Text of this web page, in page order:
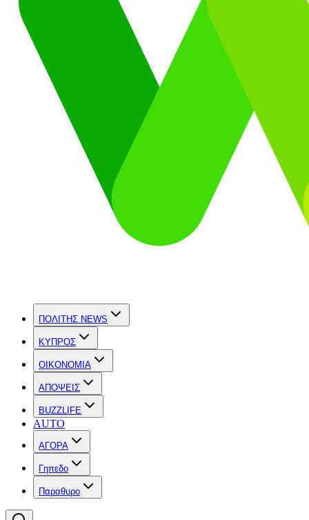
ΠΟΛΙΤΗΣ NEWS
ΚΥΠΡΟΣ
OIKONOMIA
ΑΠΟΨΕΙΣ
BUZZLIFE
AUTO
ΑΓΟΡΑ
Γηπεδο
Παραθυρο